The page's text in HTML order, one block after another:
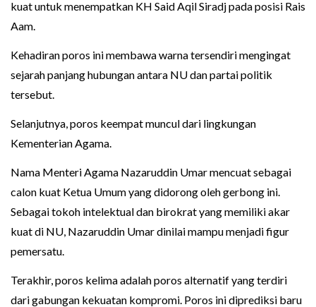
kuat untuk menempatkan KH Said Aqil Siradj pada posisi Rais
Aam.
Kehadiran poros ini membawa warna tersendiri mengingat
sejarah panjang hubungan antara NU dan partai politik
tersebut.
Selanjutnya, poros keempat muncul dari lingkungan
Kementerian Agama.
Nama Menteri Agama Nazaruddin Umar mencuat sebagai
calon kuat Ketua Umum yang didorong oleh gerbong ini.
Sebagai tokoh intelektual dan birokrat yang memiliki akar
kuat di NU, Nazaruddin Umar dinilai mampu menjadi figur
pemersatu.
Terakhir, poros kelima adalah poros alternatif yang terdiri
dari gabungan kekuatan kompromi. Poros ini diprediksi baru